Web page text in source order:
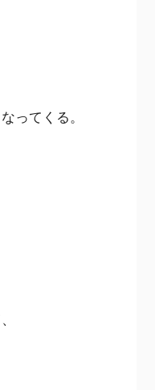
ってくる。